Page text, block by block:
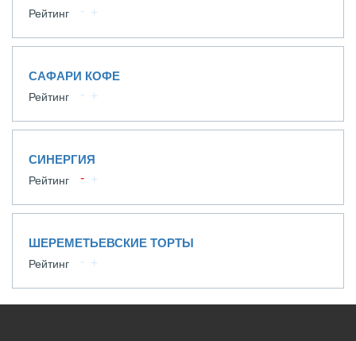
Рейтинг
САФАРИ КОФЕ
Рейтинг
СИНЕРГИЯ
Рейтинг
ШЕРЕМЕТЬЕВСКИЕ ТОРТЫ
Рейтинг